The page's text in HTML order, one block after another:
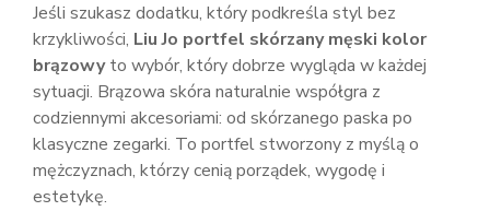
Jeśli szukasz dodatku, który podkreśla styl bez
krzykliwości, Liu Jo portfel skórzany męski kolor
brązowyto wybór, który dobrze wygląda w każdej
sytuacji. Brązowa skóra naturalnie współgra z
codziennymi akcesoriami: od skórzanego paska po
klasyczne zegarki. To portfel stworzony z myślą o
mężczyznach, którzy cenią porządek, wygodę i
estetykę.